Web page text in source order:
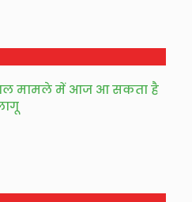
मामले में आज आ सकता है